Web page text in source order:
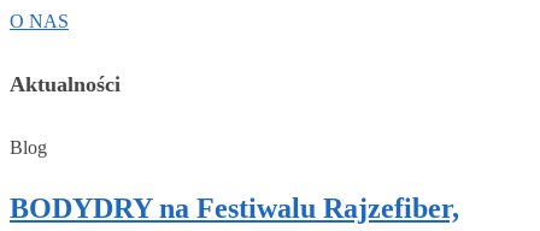
O NAS
Aktualności
Blog
BODYDRY na Festiwalu Rajzefiber,